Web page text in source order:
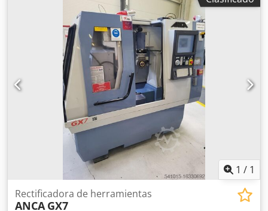
velocidad del cabezal (máx.):
10,000 rpm, diámetro de
disco rectificador:202 mm, peso total:4,500 kg
19 kW (25.83 CV)
, Máquina de rectificado de herramientas
CNC de 5 ejes, totalmente reacondicionada (ejes X, Y, Z,
CNC). Potente máquina de producción con base de
hormigón polimérico (ANCAcrete), husillo de 19 kW y
10.000 rpm, cambiador de discos doble para hasta ocho
discos de rectificado. Cargador de herramientas PLX con 2
paletas, última generación de CNC, software ToolRoom
RN35 instalado. Opcional con sistema de extracción y
sistema de refrigeración. ¡Oferta disponible solo en
Europa, África y Oriente Medio! Csdpfx Ajw Uf Sgjb Eerf
1 / 1
Rectificadora de herramientas
ANCA GX7